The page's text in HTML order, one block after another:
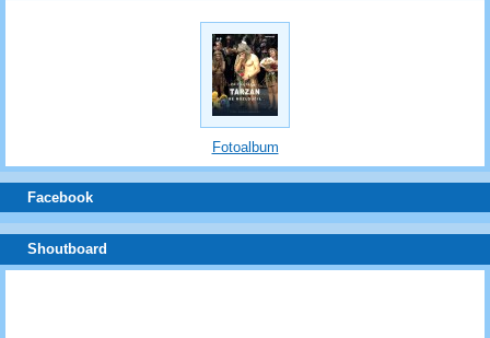
Fotoalbum
Facebook
Shoutboard